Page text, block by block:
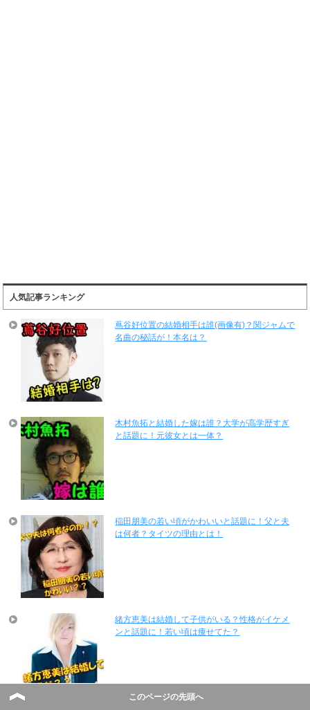
人気記事ランキング
蔦谷好位置の結婚相手は誰(画像有)？関ジャムで
名曲の秘話が！本名は？
木村魚拓と結婚した嫁は誰？大学が高学歴すぎ
と話題に！元彼女とは一体？
稲田朋美の若い頃がかわいいと話題に！父と夫
は何者？タイツの理由とは！
緒方恵美は結婚して子供がいる？性格がイケメ
ンと話題に！若い頃は痩せてた？
このページの先頭へ